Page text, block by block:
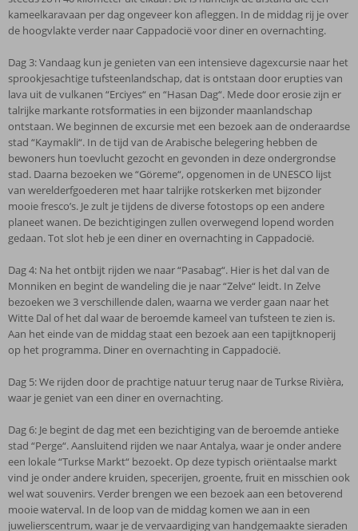
kameelkaravaan per dag ongeveer kon afleggen. In de middag rij je over
de hoogvlakte verder naar Cappadocië voor diner en overnachting.
Dag 3: Vandaag kun je genieten van een intensieve dagexcursie naar het
sprookjesachtige tufsteenlandschap, dat is ontstaan door erupties van
lava uit de vulkanen “Erciyes“ en “Hasan Dag“. Mede door erosie zijn er
talrijke markante rotsformaties in een bijzonder maanlandschap
ontstaan. We beginnen de excursie met een bezoek aan de onderaardse
stad “Kaymakli“. In de tijd van de Arabische belegering hebben de
bewoners hun toevlucht gezocht en gevonden in deze ondergrondse
stad. Daarna bezoeken we “Göreme“, opgenomen in de UNESCO lijst
van werelderfgoederen met haar talrijke rotskerken met bijzonder
mooie fresco’s. Je zult je tijdens de diverse fotostops op een andere
planeet wanen. De bezichtigingen zullen overwegend lopend worden
gedaan. Tot slot heb je een diner en overnachting in Cappadocië.
Dag 4: Na het ontbijt rijden we naar “Pasabag“. Hier is het dal van de
Monniken en begint de wandeling die je naar “Zelve“ leidt. In Zelve
bezoeken we 3 verschillende dalen, waarna we verder gaan naar het
Witte Dal of het dal waar de beroemde kameel van tufsteen te zien is.
Aan het einde van de middag staat een bezoek aan een tapijtknoperij
op het programma. Diner en overnachting in Cappadocië.
Dag 5: We rijden door de prachtige natuur terug naar de Turkse Rivièra,
waar je geniet van een diner en overnachting.
Dag 6: Je begint de dag met een bezichtiging van de beroemde antieke
stad “Perge“. Aansluitend rijden we naar Antalya, waar je onder andere
een lokale “Turkse Markt“ bezoekt. Op deze typisch oriëntaalse markt
vind je onder andere kruiden, specerijen, groente, fruit en misschien ook
wel wat souvenirs. Verder brengen we een bezoek aan een betoverend
mooie waterval. In de loop van de middag komen we aan in een
juwelierscentrum, waar je de vervaardiging van handgemaakte sieraden